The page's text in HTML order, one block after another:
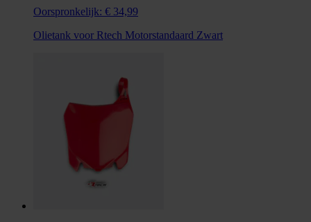
Oorspronkelijk: € 34,99
Olietank voor Rtech Motorstandaard Zwart